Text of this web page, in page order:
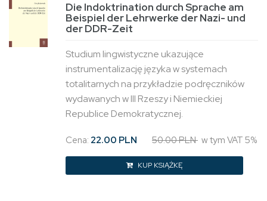
Die Indoktrination durch Sprache am
Beispiel der Lehrwerke der Nazi- und
der DDR-Zeit
Studium lingwistyczne ukazujące
instrumentalizację języka w systemach
totalitarnych na przykładzie podręczników
wydawanych w III Rzeszy i Niemieckiej
Republice Demokratycznej.
Cena: 22.00 PLN 50.00 PLN w tym VAT 5%
KUP KSIĄŻKĘ